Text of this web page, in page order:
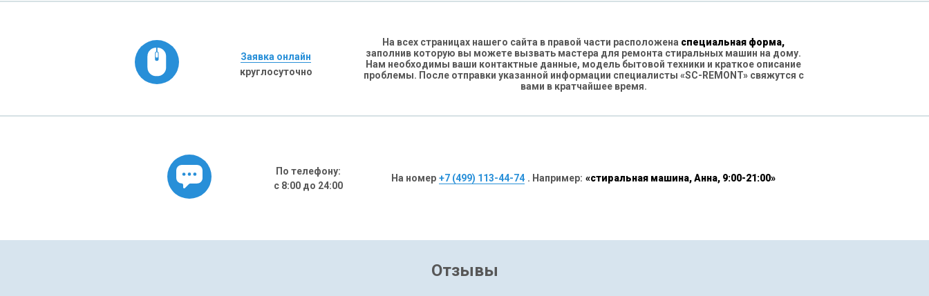
Заявка онлайн
круглосуточно
На всех страницах нашего сайта в правой части расположена специальная форма,
заполнив которую вы можете вызвать мастера для ремонта стиральных машин на дому.
Нам необходимы ваши контактные данные, модель бытовой техники и краткое описание
проблемы. После отправки указанной информации специалисты «SC-REMONT» свяжутся с
вами в кратчайшее время.
По телефону:
с 8:00 до 24:00
На номер +7 (499) 113-44-74 . Например: «стиральная машина, Анна, 9:00-21:00»
Отзывы